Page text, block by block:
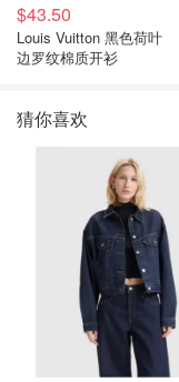
$43.50
Louis Vuitton 黑色荷叶
边罗纹棉质开衫
猜你喜欢